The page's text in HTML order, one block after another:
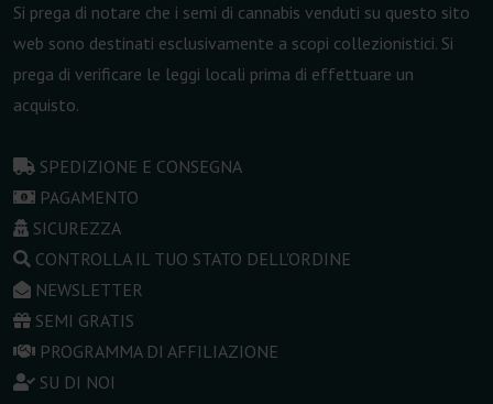
Si prega di notare che i semi di cannabis venduti su questo sito
web sono destinati esclusivamente a scopi collezionistici. Si
prega di verificare le leggi locali prima di effettuare un
acquisto.
SPEDIZIONE E CONSEGNA
PAGAMENTO
SICUREZZA
CONTROLLA IL TUO STATO DELL'ORDINE
NEWSLETTER
SEMI GRATIS
PROGRAMMA DI AFFILIAZIONE
SU DI NOI